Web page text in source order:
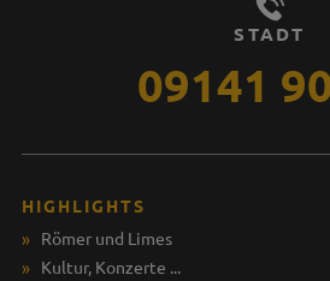
STADT
09141
HIGHLIGHTS
Römer und Limes
Kultur, Konzerte ...